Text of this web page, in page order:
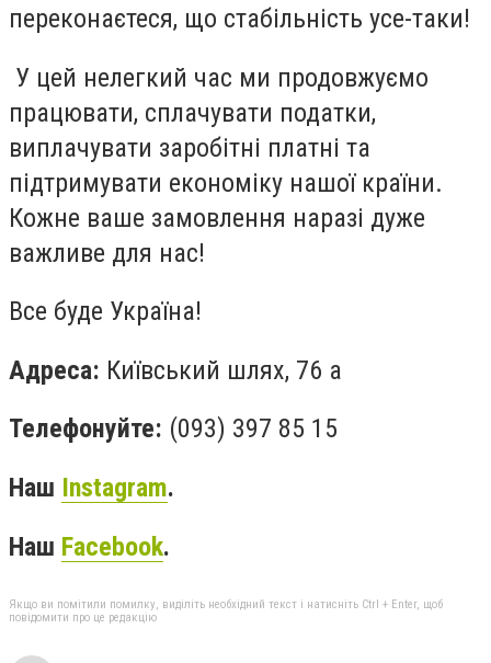
переконаєтеся, що стабільність усе-таки!
У цей нелегкий час ми продовжуємо
працювати, сплачувати податки,
виплачувати заробітні платні та
підтримувати економіку нашої країни.
Кожне ваше замовлення наразі дуже
важливе для нас!
Все буде Україна!
Адреса: Київський шлях, 76 а
Телефонуйте: (093) 397 85 15
Наш Instagram.
Наш Facebook.
Якщо ви помітили помилку, виділіть необхідний текст і натисніть Ctrl + Enter, щоб
повідомити про це редакцію